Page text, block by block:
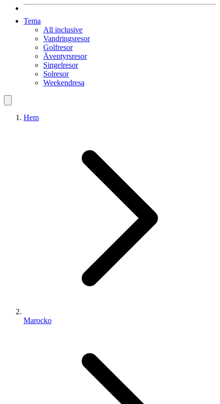
Tema
All inclusive
Vandringsresor
Golfresor
Äventyrsresor
Singelresor
Solresor
Weekendresa
Hem
Marocko